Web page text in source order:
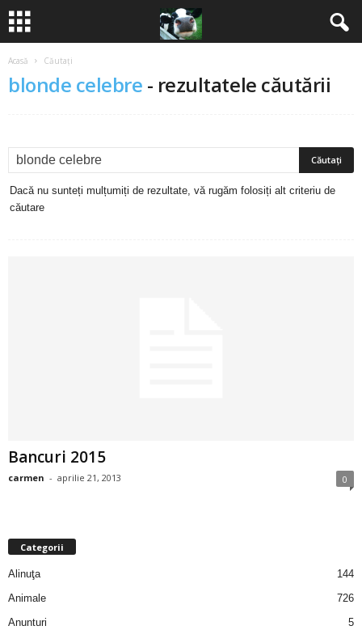
Acasă Căutați
blonde celebre - rezultatele căutării
Dacă nu sunteți mulțumiți de rezultate, vă rugăm folosiți alt criteriu de
căutare
Bancuri 2015
carmen - aprilie 21, 2013 0
Categorii
Alinuţa
144
Animale
726
Anunturi
5